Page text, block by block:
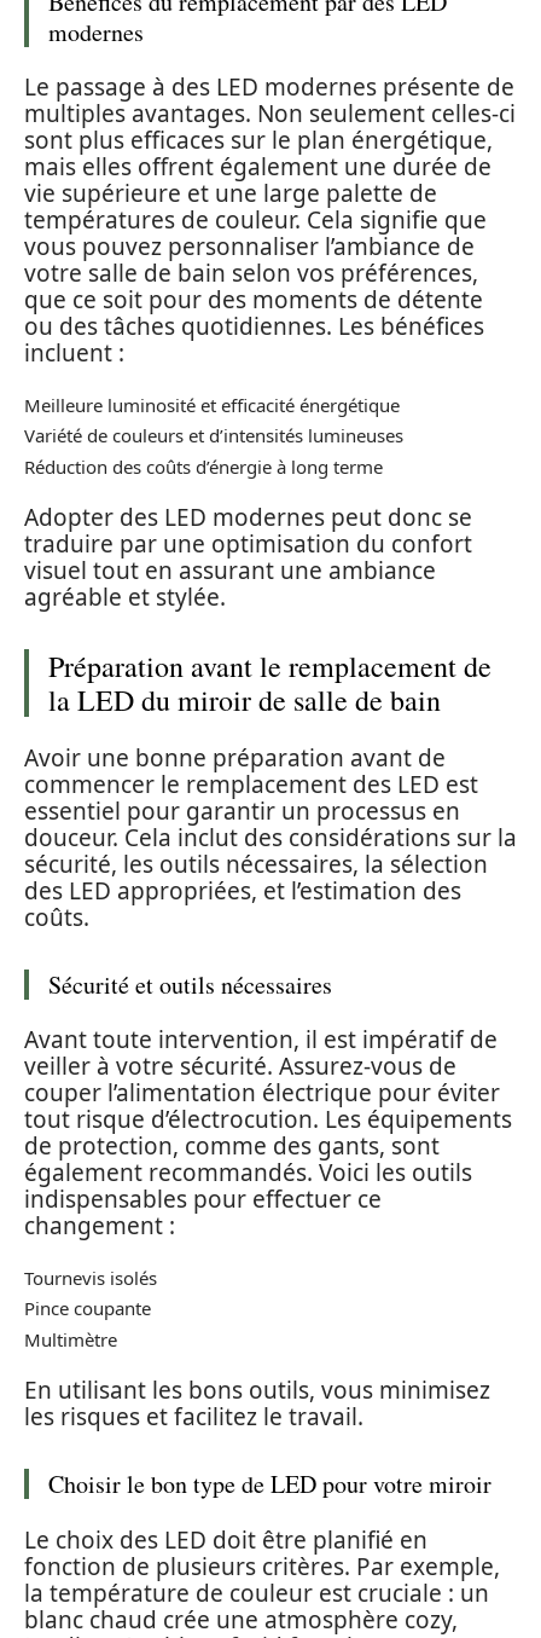
modernes
Le passage à des LED modernes présente de
multiples avantages. Non seulement celles-ci
sont plus efficaces sur le plan énergétique,
mais elles offrent également une durée de
vie supérieure et une large palette de
températures de couleur. Cela signifie que
vous pouvez personnaliser l’ambiance de
votre salle de bain selon vos préférences,
que ce soit pour des moments de détente
ou des tâches quotidiennes. Les bénéfices
incluent :
Meilleure luminosité et efficacité énergétique
Variété de couleurs et d’intensités lumineuses
Réduction des coûts d’énergie à long terme
Adopter des LED modernes peut donc se
traduire par une optimisation du confort
visuel tout en assurant une ambiance
agréable et stylée.
Préparation avant le remplacement de
la LED du miroir de salle de bain
Avoir une bonne préparation avant de
commencer le remplacement des LED est
essentiel pour garantir un processus en
douceur. Cela inclut des considérations sur la
sécurité, les outils nécessaires, la sélection
des LED appropriées, et l’estimation des
coûts.
Sécurité et outils nécessaires
Avant toute intervention, il est impératif de
veiller à votre sécurité. Assurez-vous de
couper l’alimentation électrique pour éviter
tout risque d’électrocution. Les équipements
de protection, comme des gants, sont
également recommandés. Voici les outils
indispensables pour effectuer ce
changement :
Tournevis isolés
Pince coupante
Multimètre
En utilisant les bons outils, vous minimisez
les risques et facilitez le travail.
Choisir le bon type de LED pour votre miroir
Le choix des LED doit être planifié en
fonction de plusieurs critères. Par exemple,
la température de couleur est cruciale : un
blanc chaud crée une atmosphère cozy,